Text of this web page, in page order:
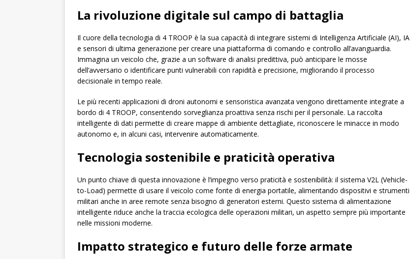
La rivoluzione digitale sul campo di battaglia
Il cuore della tecnologia di 4 TROOP è la sua capacità di integrare sistemi di Intelligenza Artificiale (AI), IA
e sensori di ultima generazione per creare una piattaforma di comando e controllo all’avanguardia.
Immagina un veicolo che, grazie a un software di analisi predittiva, può anticipare le mosse
dell’avversario o identificare punti vulnerabili con rapidità e precisione, migliorando il processo
decisionale in tempo reale.
Le più recenti applicazioni di droni autonomi e sensoristica avanzata vengono direttamente integrate a
bordo di 4 TROOP, consentendo sorveglianza proattiva senza rischi per il personale. La raccolta
intelligente di dati permette di creare mappe di ambiente dettagliate, riconoscere le minacce in modo
autonomo e, in alcuni casi, intervenire automaticamente.
Tecnologia sostenibile e praticità operativa
Un punto chiave di questa innovazione è l’impegno verso praticità e sostenibilità: il sistema V2L (Vehicle-
to-Load) permette di usare il veicolo come fonte di energia portatile, alimentando dispositivi e strumenti
militari anche in aree remote senza bisogno di generatori esterni. Questo sistema di alimentazione
intelligente riduce anche la traccia ecologica delle operazioni militari, un aspetto sempre più importante
nelle missioni moderne.
Impatto strategico e futuro delle forze armate